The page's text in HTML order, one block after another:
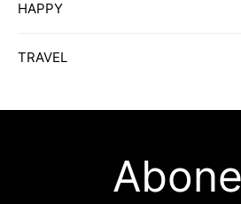
HAPPY
TRAVEL